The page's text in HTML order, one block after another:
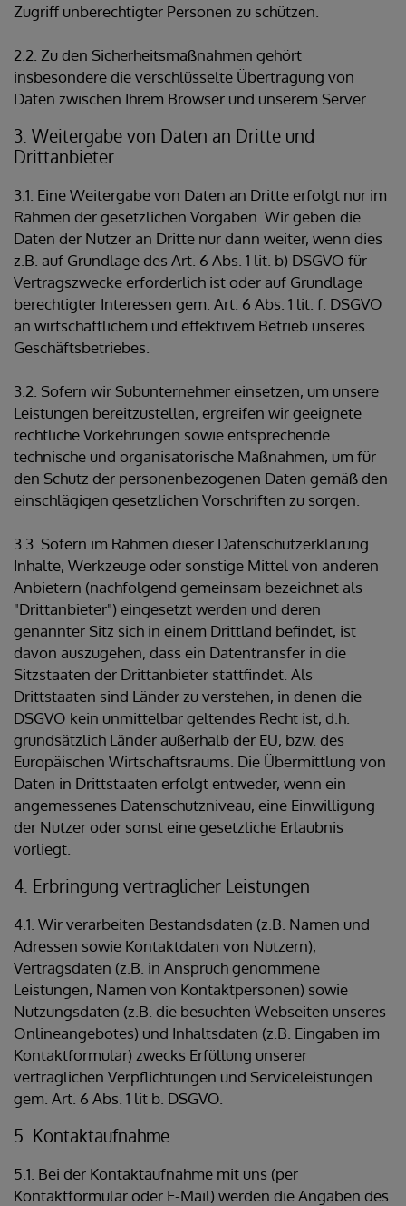
Zugriff unberechtigter Personen zu schützen.
2.2. Zu den Sicherheitsmaßnahmen gehört
insbesondere die verschlüsselte Übertragung von
Daten zwischen Ihrem Browser und unserem Server.
3. Weitergabe von Daten an Dritte und
Drittanbieter
3.1. Eine Weitergabe von Daten an Dritte erfolgt nur im
Rahmen der gesetzlichen Vorgaben. Wir geben die
Daten der Nutzer an Dritte nur dann weiter, wenn dies
z.B. auf Grundlage des Art. 6 Abs. 1 lit. b) DSGVO für
Vertragszwecke erforderlich ist oder auf Grundlage
berechtigter Interessen gem. Art. 6 Abs. 1 lit. f. DSGVO
an wirtschaftlichem und effektivem Betrieb unseres
Geschäftsbetriebes.
3.2. Sofern wir Subunternehmer einsetzen, um unsere
Leistungen bereitzustellen, ergreifen wir geeignete
rechtliche Vorkehrungen sowie entsprechende
technische und organisatorische Maßnahmen, um für
den Schutz der personenbezogenen Daten gemäß den
einschlägigen gesetzlichen Vorschriften zu sorgen.
3.3. Sofern im Rahmen dieser Datenschutzerklärung
Inhalte, Werkzeuge oder sonstige Mittel von anderen
Anbietern (nachfolgend gemeinsam bezeichnet als
"Drittanbieter") eingesetzt werden und deren
genannter Sitz sich in einem Drittland befindet, ist
davon auszugehen, dass ein Datentransfer in die
Sitzstaaten der Drittanbieter stattfindet. Als
Drittstaaten sind Länder zu verstehen, in denen die
DSGVO kein unmittelbar geltendes Recht ist, d.h.
grundsätzlich Länder außerhalb der EU, bzw. des
Europäischen Wirtschaftsraums. Die Übermittlung von
Daten in Drittstaaten erfolgt entweder, wenn ein
angemessenes Datenschutzniveau, eine Einwilligung
der Nutzer oder sonst eine gesetzliche Erlaubnis
vorliegt.
4. Erbringung vertraglicher Leistungen
4.1. Wir verarbeiten Bestandsdaten (z.B. Namen und
Adressen sowie Kontaktdaten von Nutzern),
Vertragsdaten (z.B. in Anspruch genommene
Leistungen, Namen von Kontaktpersonen) sowie
Nutzungsdaten (z.B. die besuchten Webseiten unseres
Onlineangebotes) und Inhaltsdaten (z.B. Eingaben im
Kontaktformular) zwecks Erfüllung unserer
vertraglichen Verpflichtungen und Serviceleistungen
gem. Art. 6 Abs. 1 lit b. DSGVO.
5. Kontaktaufnahme
5.1. Bei der Kontaktaufnahme mit uns (per
Kontaktformular oder E-Mail) werden die Angaben des